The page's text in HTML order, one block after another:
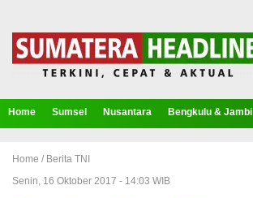
Home Sumsel Nusantara Bengkulu & Jambi
Home / Berita TNI
Senin, 16 Oktober 2017 - 14:03 WIB